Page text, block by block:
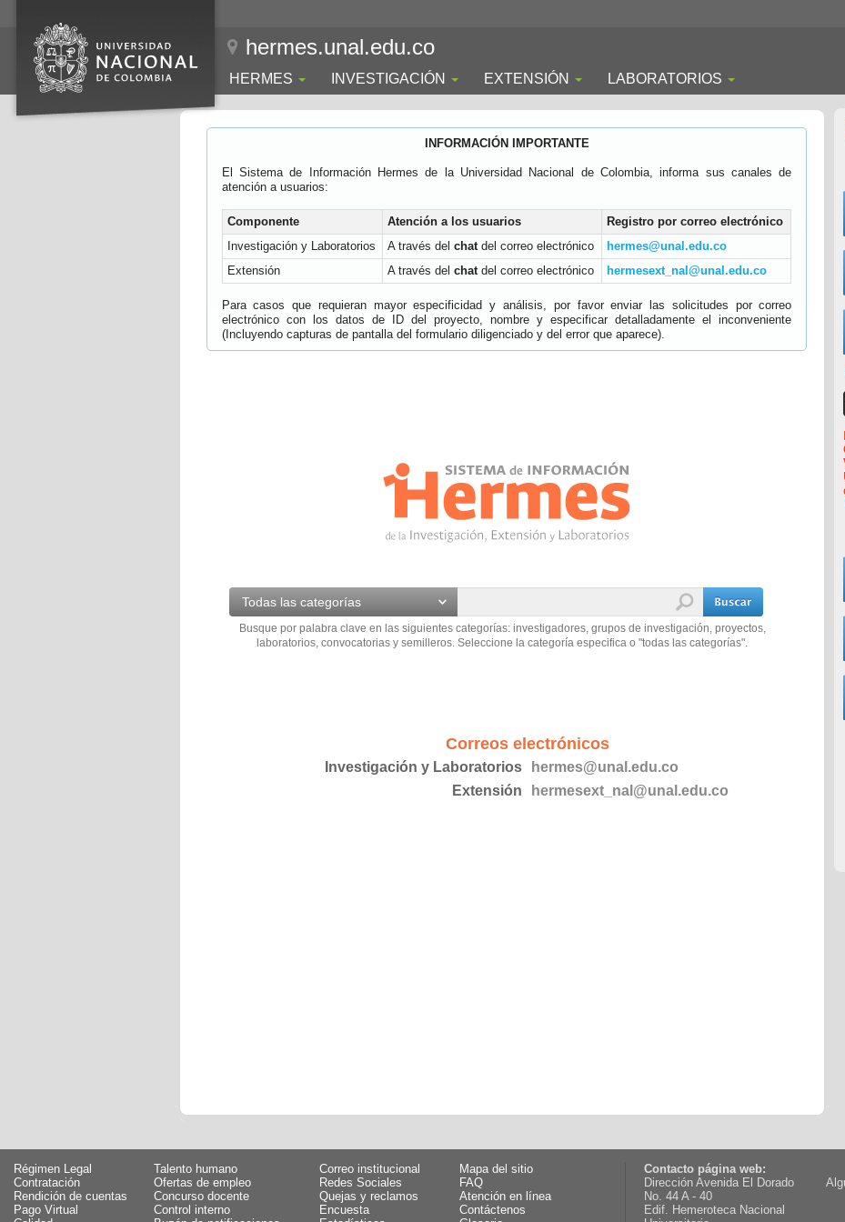
hermes.unal.edu.co
HERMES INVESTIGACIÓN EXTENSIÓN LABORATORIOS
INFORMACIÓN IMPORTANTE
El Sistema de Información Hermes de la Universidad Nacional de Colombia, informa sus canales de
atención a usuarios:
Componente Atención a los usuarios
Registro por correo electrónico
Investigación y Laboratorios
A través del chatdel correo electrónico
hermes@unal.edu.co
Extensión
A través del chatdel correo electrónico hermesext_nal@unal.edu.co
Para casos que requieran mayor especificidad y análisis, por favor enviar las solicitudes por correo
electrónico con los datos de ID del proyecto, nombre y especificar detalladamente el inconveniente
(Incluyendo capturas de pantalla del formulario diligenciado y del error que aparece).
Todas las categorías
Busque por palabra clave en las siguientes categorías: investigadores, grupos de investigación, proyectos,
laboratorios, convocatorias y semilleros. Seleccione la categoría especifica o "todas las categorías".
Correos electrónicos
Investigación y Laboratorios
hermes@unal.edu.co
Extensión
hermesext_nal@unal.edu.co
Régimen Legal
Talento humano
Contratación
Ofertas de empleo
Rendición de cuentas
Concurso docente
Pago Virtual
Control interno
Correo institucional
Mapa del sitio
Redes Sociales
FAQ
Quejas y reclamos
Atención en línea
Encuesta
Contáctenos
Contacto página web:
Dirección Avenida El Dorado
No. 44 A - 40
Edif. Hemeroteca Nacional